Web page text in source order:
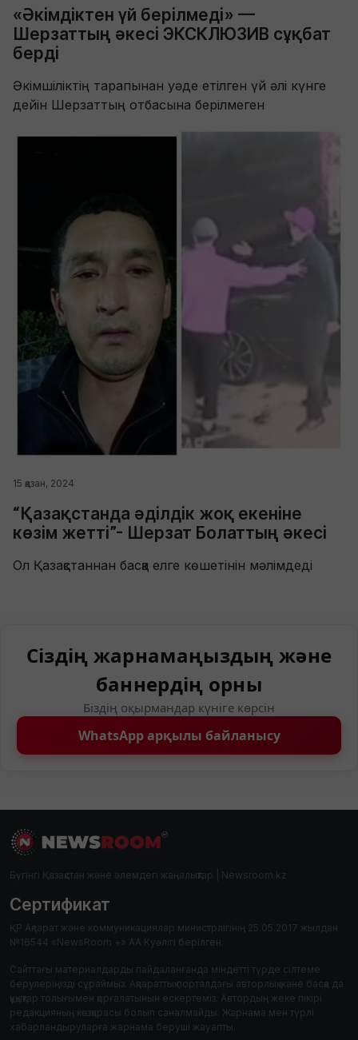
«Әкімдіктен үй берілмеді» —
Шерзаттың әкесі ЭКСКЛЮЗИВ сұқбат
берді
Әкімшіліктің тарапынан уәде етілген үй әлі күнге
дейін Шерзаттың отбасына берілмеген
15 қазан, 2024
“Қазақстанда әділдік жоқ екеніне
көзім жетті”- Шерзат Болаттың әкесі
Ол Қазақстаннан басқа елге көшетінін мәлімдеді
Сіздің жарнамаңыздың және
баннердің орны
Біздің оқырмандар күніге көрсін
WhatsApp арқылы байланысу
Бүгінгі Қазақстан және әлемдегі жаңалықтар | Newsroom.kz
Сертификат
ҚР Ақпарат және коммуникациялар министрлігінің 25.05.2017 жылдан
№16544 «NewsRoom +» АА Куәлігі берілген.
Сайттағы материалдарды пайдаланғанда міндетті түрде сілтеме
берулеріңізді сұраймыз. Ақпараттық порталдағы авторлық және басқа да
құқықтар толығымен қорғалатынын ескертеміз. Автордың жеке пікірі
редакцияның көзқарасы болып саналмайды. Жарнама мен түрлі
хабарландыруларға жарнама беруші жауапты.